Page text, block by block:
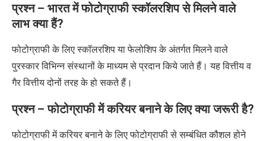
प्रश्न – भारत में फोटोग्राफी स्कॉलरशिप से मिलने वाले
लाभ क्या हैं?
फोटोग्राफी के लिए स्कॉलरशिप या फेलोशिप के अंतर्गत मिलने वाले
पुरस्कार विभिन्न संस्थानों के माध्यम से प्रदान किये जाते हैं। यह वित्तीय व
गैर वित्तीय दोनों तरह के हो सकते हैं।
प्रश्न – फोटोग्राफी में करियर बनाने के लिए क्या जरूरी है?
फोटोग्राफी में करियर बनाने के लिए फोटोग्राफी से सम्बंधित कौशल होने